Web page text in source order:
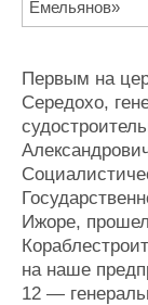
Емельянов»
Первым на
Середохо,
Ижоре,
на наше
12 —